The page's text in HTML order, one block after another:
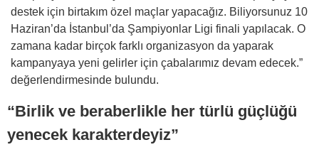
destek için birtakım özel maçlar yapacağız. Biliyorsunuz 10
Haziran’da İstanbul’da Şampiyonlar Ligi finali yapılacak. O
zamana kadar birçok farklı organizasyon da yaparak
kampanyaya yeni gelirler için çabalarımız devam edecek.”
değerlendirmesinde bulundu.
“Birlik ve beraberlikle her türlü güçlüğü
yenecek karakterdeyiz”